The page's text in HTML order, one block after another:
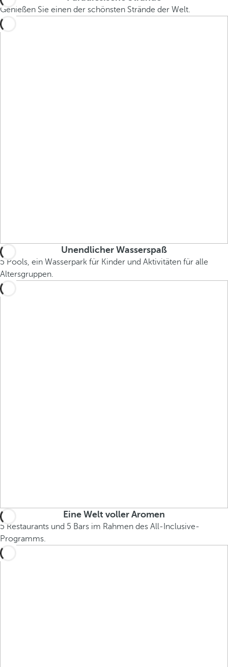
Genießen Sie einen der schönsten Strände der Welt.
Unendlicher Wasserspaß
5 Pools, ein Wasserpark für Kinder und Aktivitäten für alle
Altersgruppen.
Eine Welt voller Aromen
5 Restaurants und 5 Bars im Rahmen des All-Inclusive-
Programms.